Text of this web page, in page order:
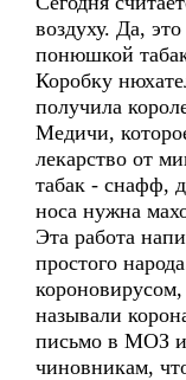
воздуху. Да,
понюшкой
Коробку
получила
Медичи,
лекарство от
табак - снафф,
носа нужна
Эта работа
простого
называли
письмо в МОЗ и
чиновникам,